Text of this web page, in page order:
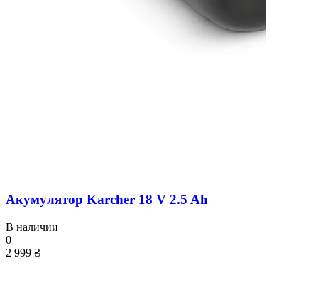
Акумулятор Karcher 18 V 2.5 Ah
В наличии
0
2 999 ₴